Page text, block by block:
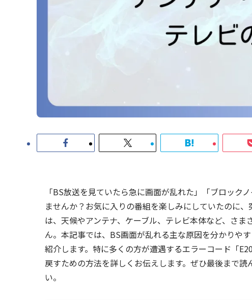
「BS放送を見ていたら急に画面が乱れた」「ブロック
ませんか？お気に入りの番組を楽しみにしていたのに
は、天候やアンテナ、ケーブル、テレビ本体など、さ
ん。本記事では、BS画面が乱れる主な原因を分かりや
紹介します。特に多くの方が遭遇するエラーコード「
戻すための方法を詳しくお伝えします。ぜひ最後まで
い。